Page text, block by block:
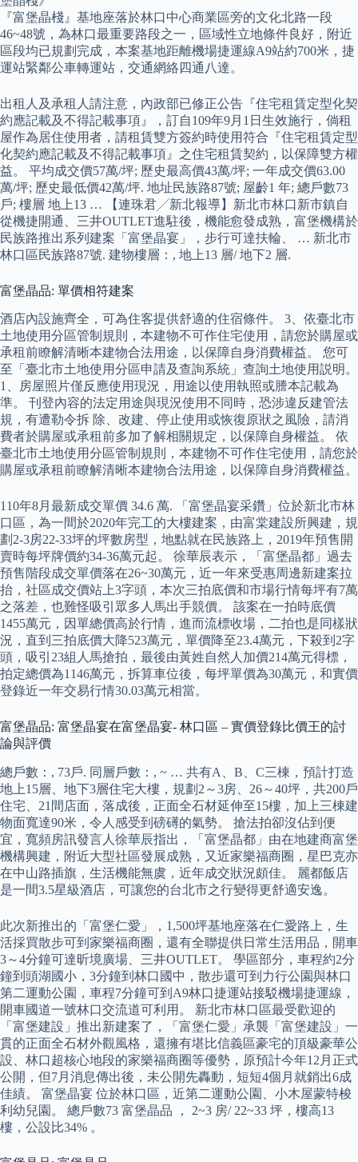
『富堡晶棧』基地座落於林口中心商業區旁的文化北路一段
46~48號，為林口最重要路段之一，區域性立地條件良好，附近
區段均已規劃完成，本案基地距離機場捷運線A9站約700米，捷
運站緊鄰公車轉運站，交通網絡四通八達。
出租人及承租人請注意，內政部已修正公告『住宅租賃定型化契
約應記載及不得記載事項』，訂自109年9月1日生效施行，倘租
屋作為居住使用者，請租賃雙方簽約時使用符合『住宅租賃定型
化契約應記載及不得記載事項』之住宅租賃契約，以保障雙方權
益。 平均成交價57萬/坪; 歷史最高價43萬/坪; 一年成交價63.00
萬/坪; 歷史最低價42萬/坪. 地址民族路87號; 屋齡1 年; 總戶數73
戶; 樓層 地上13 … 【連珠君╱新北報導】新北市林口新市鎮自
從機捷開通、三井OUTLET進駐後，機能愈發成熟，富堡機構於
民族路推出系列建案「富堡晶宴」，步行可達扶輪、 … 新北市
林口區民族路87號. 建物樓層：, 地上13 層/ 地下2 層.
富堡晶品: 單價相符建案
酒店內設施齊全，可為住客提供舒適的住宿條件。 3、依臺北市
土地使用分區管制規則，本建物不可作住宅使用，請您於購屋或
承租前瞭解清晰本建物合法用途，以保障自身消費權益。 您可
至「臺北市土地使用分區申請及查詢系統」查詢土地使用説明。
1、房屋照片僅反應使用現況，用途以使用執照或謄本記載為
準。 刊登內容的法定用途與現況使用不同時，恐涉違反建管法
規，有遭勒令拆 除、改建、停止使用或恢復原狀之風險，請消
費者於購屋或承租前多加了解相關規定，以保障自身權益。 依
臺北市土地使用分區管制規則，本建物不可作住宅使用，請您於
購屋或承租前瞭解清晰本建物合法用途，以保障自身消費權益。
110年8月最新成交單價 34.6 萬. 「富堡晶宴采鑽」位於新北市林
口區，為一間於2020年完工的大樓建案，由富棠建設所興建，規
劃2-3房22-33坪的坪數房型，地點就在民族路上，2019年預售開
賣時每坪牌價約34-36萬元起。 徐華辰表示，「富堡晶都」過去
預售階段成交單價落在26~30萬元，近一年來受惠周邊新建案拉
抬，社區成交價站上3字頭，本次三拍底價和市場行情每坪有7萬
之落差，也難怪吸引眾多人馬出手競價。 該案在一拍時底價
1455萬元，因單總價高於行情，進而流標收場，二拍也是同樣狀
況，直到三拍底價大降523萬元，單價降至23.4萬元，下殺到2字
頭，吸引23組人馬搶拍，最後由黃姓自然人加價214萬元得標，
拍定總價為1146萬元，拆算車位後，每坪單價為30萬元，和實價
登錄近一年交易行情30.03萬元相當。
富堡晶品: 富堡晶宴在富堡晶宴- 林口區 – 實價登錄比價王的討
論與評價
總戶數：, 73戶. 同層戶數：, ~ … 共有A、B、C三棟，預計打造
地上15層、地下3層住宅大樓，規劃2～3房、26～40坪，共200戶
住宅、21間店面，落成後，正面全石材延伸至15樓，加上三棟建
物面寬達90米，令人感受到磅礡的氣勢。 搶法拍卻沒佔到便
宜，寬頻房訊發言人徐華辰指出，「富堡晶都」由在地建商富堡
機構興建，附近大型社區發展成熟，又近家樂福商圈，星巴克亦
在中山路插旗，生活機能無虞，近年成交狀況頗佳。 麗都飯店
是一間3.5星級酒店，可讓您的台北市之行變得更舒適安逸。
此次新推出的「富堡仁愛」，1,500坪基地座落在仁愛路上，生
活採買散步可到家樂福商圈，還有全聯提供日常生活用品，開車
3～4分鐘可達昕境廣場、三井OUTLET。 學區部分，車程約2分
鐘到頭湖國小，3分鐘到林口國中，散步還可到力行公園與林口
第二運動公園，車程7分鐘可到A9林口捷運站接駁機場捷運線，
開車國道一號林口交流道可利用。 新北市林口區最受歡迎的
「富堡建設」推出新建案了，「富堡仁愛」承襲「富堡建設」一
貫的正面全石材外觀風格，還擁有堪比信義區豪宅的頂級豪華公
設、林口超核心地段的家樂福商圈等優勢，原預計今年12月正式
公開，但7月消息傳出後，未公開先轟動，短短4個月就銷出6成
佳績。 富堡晶宴 位於林口區，近第二運動公園、小木屋蒙特梭
利幼兒園。 總戶數73 富堡晶品 ， 2~3 房/ 22~33 坪，樓高13
樓，公設比34% 。